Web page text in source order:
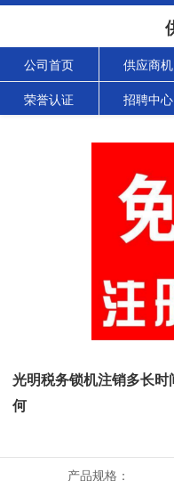
公司首页 供应商机
荣誉认证 招聘中心
光明税务锁机注销多长
何
产品规格：